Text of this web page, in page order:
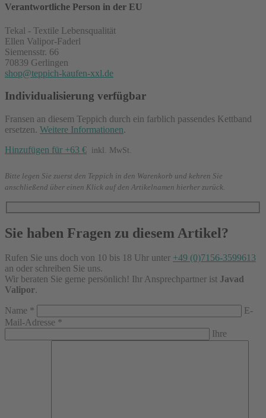
Verantwortliche Person in der EU
Tekal - Textile Lebensqualität
Ellen Valipor-Faderl
Siemensstr. 66
70839 Gerlingen
shop@teppich-kaufen-xxl.de
Individualisierung verfügbar
Fransen an diesem Teppich durch ein farblich passendes Kettband
ersetzen. Weitere Informationen.
Hinzufügen für +63 € inkl. MwSt.
Bitte legen Sie zuerst den Teppich in den Warenkorb und kehren Sie
anschließend über einen Klick auf den Artikelnamen hierher zurück.
Sie haben Fragen zu diesem Artikel?
Rufen Sie uns doch von 10 bis 18 Uhr unter +49 (0)7156-3599613
an oder schreiben Sie uns.
Wir beraten Sie gerne persönlich! Ihr Ansprechpartner ist Javad
Valipor.
Name *
E-
Mail-Adresse *
Ihre